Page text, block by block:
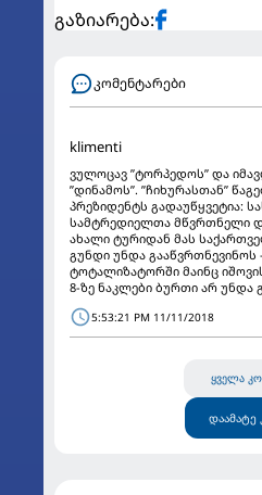
გაზიარება:
კომენტარები
klimenti
ვულოცავ ”ტორპედოს” და
”დინამოს”. ”ჩიხურასთან”
პრეზიდენტს გადაუწყვეტია:
სამტრედიელთა მწვრთნელი
ახალი ტურიდან მას
გუნდი უნდა გააწვრთნევინოს
ტოტალიზატორში მაინც
8-ზე ნაკლები ბურთი არ უნდა
5:53:21 PM 11/11/2018
ყველა
დაამატე